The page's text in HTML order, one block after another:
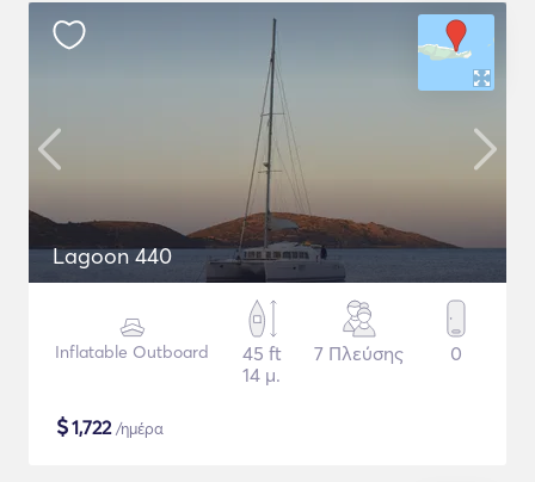
Lagoon 440
Inflatable Outboard
45 ft
14 μ.
7 Πλεύσης 0
$1,722/ημέρα